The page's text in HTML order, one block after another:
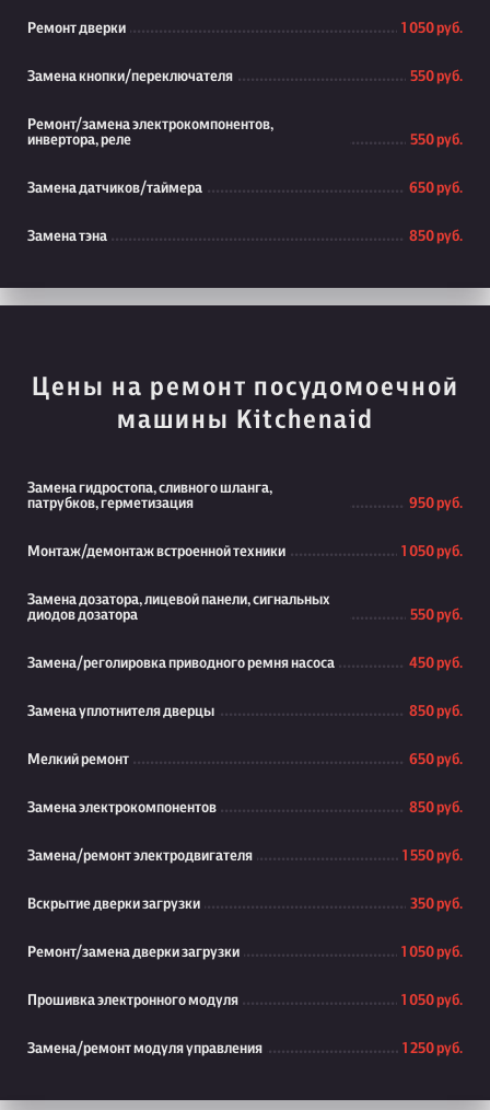
Ремонт дверки 1 050 руб.
Замена кнопки/переключателя 550 руб.
Ремонт/замена электрокомпонентов,
инвертора, реле
550 руб.
Замена датчиков/таймера 650 руб.
Замена тэна 850 руб.
Цены на ремонт посудомоечной
машины Kitchenaid
Замена гидростопа, сливного шланга,
патрубков, герметизация
950 руб.
Монтаж/демонтаж встроенной техники 1 050 руб.
Замена дозатора, лицевой панели, сигнальных
диодов дозатора
550 руб.
Замена/реголировка приводного ремня насоса 450 руб.
Замена уплотнителя дверцы 850 руб.
Мелкий ремонт 650 руб.
Замена электрокомпонентов 850 руб.
Замена/ремонт электродвигателя 1 550 руб.
Вскрытие дверки загрузки 350 руб.
Ремонт/замена дверки загрузки 1 050 руб.
Прошивка электронного модуля 1 050 руб.
Замена/ремонт модуля управления 1 250 руб.